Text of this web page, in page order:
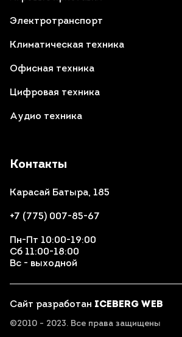
Контакты
Карасай Батыра, 185
+7 (775) 007-85-67
Пн-Пт 10:00-19:00
Сб 11:00-18:00
Вс - выходной
Сайт разработан ICEBERG WEB
©2010 - 2023. Все права защищены
Электротранспорт
Климатическая техника
Офисная техника
Цифровая техника
Аудио техника